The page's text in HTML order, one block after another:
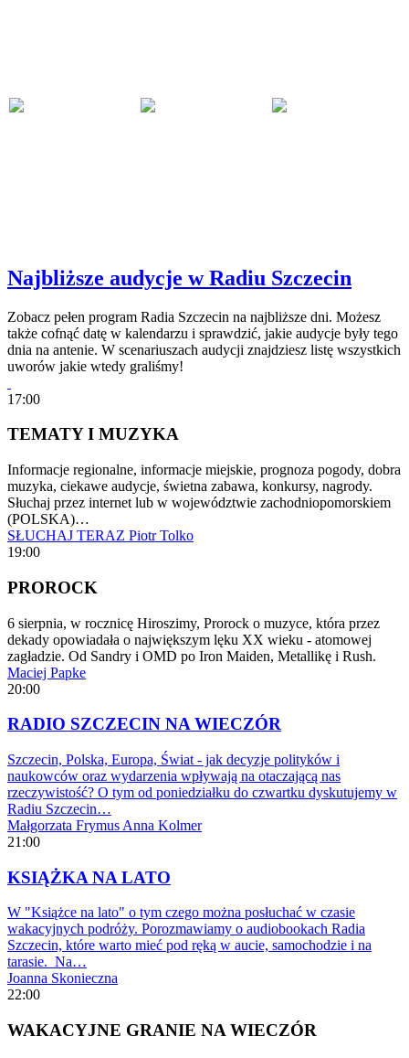
Najbliższe audycje w Radiu Szczecin
Zobacz pełen program Radia Szczecin na najbliższe dni. Możesz
także cofnąć datę w kalendarzu i sprawdzić, jakie audycje były tego
dnia na antenie. W scenariuszach audycji znajdziesz listę wszystkich
uworów jakie wtedy graliśmy!
17:00
TEMATY I MUZYKA
Informacje regionalne, informacje miejskie, prognoza pogody, dobra
muzyka, ciekawe audycje, świetna zabawa, konkursy, nagrody.
Słuchaj przez internet lub w województwie zachodniopomorskiem
(POLSKA)…
SŁUCHAJ TERAZ Piotr Tolko
19:00
PROROCK
6 sierpnia, w rocznicę Hiroszimy, Prorock o muzyce, która przez
dekady opowiadała o największym lęku XX wieku - atomowej
zagładzie. Od Sandry i OMD po Iron Maiden, Metallikę i Rush.
Maciej Papke
20:00
RADIO SZCZECIN NA WIECZÓR
Szczecin, Polska, Europa, Świat - jak decyzje polityków i
naukowców oraz wydarzenia wpływają na otaczającą nas
rzeczywistość? O tym od poniedziałku do czwartku dyskutujemy w
Radiu Szczecin…
Małgorzata Frymus Anna Kolmer
21:00
KSIĄŻKA NA LATO
W "Książce na lato" o tym czego można posłuchać w czasie
wakacyjnych podróży. Porozmawiamy o audiobookach Radia
Szczecin, które warto mieć pod ręką w aucie, samochodzie i na
tarasie. Na…
Joanna Skonieczna
22:00
WAKACYJNE GRANIE NA WIECZÓR